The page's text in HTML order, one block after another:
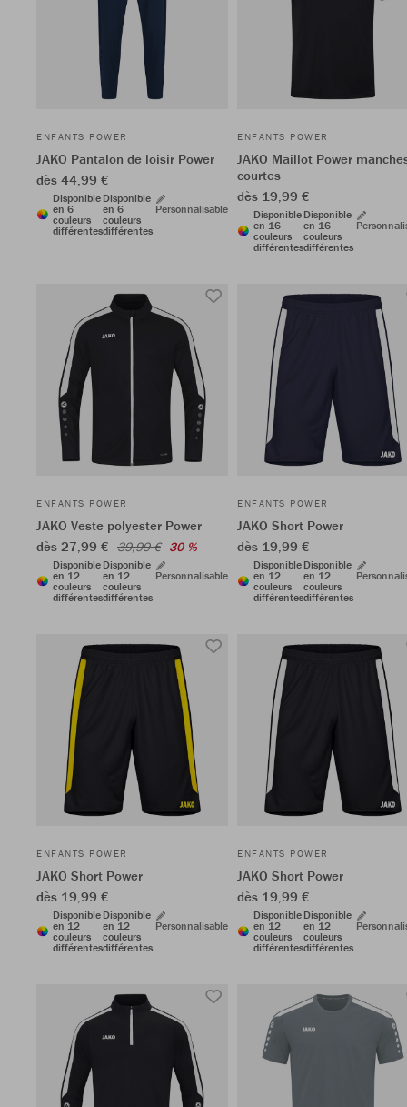
ENFANTS POWER
JAKO Pantalon de loisir Power
dès 44,99 €
Disponible
en 6
couleurs
différentes
Disponible
en 6
couleurs
différentes
Personnalisable
ENFANTS POWER
JAKO Maillot Power
courtes
dès 19,99 €
Disponible
en 16
couleurs
différentes
Disponible
en 16
couleurs
différentes
ENFANTS POWER
JAKO Veste polyester Power
dès 27,99 € 39,99 € 30 %
Disponible
en 12
couleurs
différentes
Disponible
en 12
couleurs
différentes
Personnalisable
ENFANTS POWER
JAKO Short Power
dès 19,99 €
Disponible
en 12
couleurs
différentes
Disponible
en 12
couleurs
différentes
ENFANTS POWER
JAKO Short Power
dès 19,99 €
Disponible
en 12
couleurs
différentes
Disponible
en 12
couleurs
différentes
Personnalisable
ENFANTS POWER
JAKO Short Power
dès 19,99 €
Disponible
en 12
couleurs
différentes
Disponible
en 12
couleurs
différentes